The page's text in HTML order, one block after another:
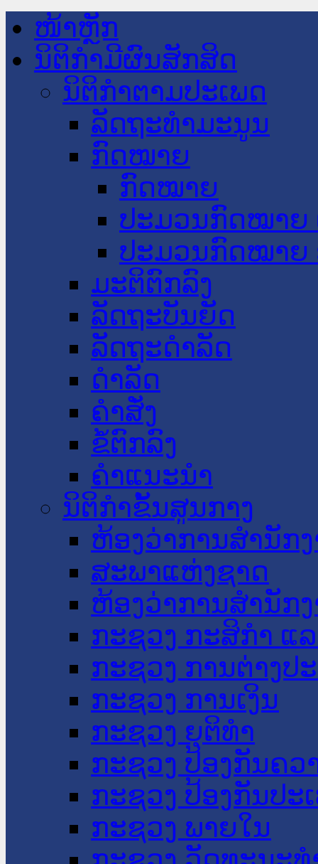
ໜ້າຫຼັກ
ນິຕິກໍາມີຜົນສັກສິດ
ນິຕິກໍາຕາມປະເພດ
ລັດຖະທໍາມະນູນ
ກົດໝາຍ
ກົດໝາຍ
ປະມວນກົດໝາຍ
ປະມວນກົດໝາຍ
ມະຕິຕົກລົງ
ລັດຖະບັນຍັດ
ລັດຖະດໍາລັດ
ດໍາລັດ
ຄໍາສັ່ງ
ຂໍ້ຕົກລົງ
ຄໍາແນະນໍາ
ນິຕິກໍາຂັ້ນສູນກາງ
ຫ້ອງວ່າການສໍານັກ
ສະພາແຫ່ງຊາດ
ຫ້ອງວ່າການສຳນັກ
ກະຊວງ ກະສິກຳ ແ
ກະຊວງ ການຕ່າງປ
ກະຊວງ ການເງິນ
ກະຊວງ ຍຸຕິທໍາ
ກະຊວງ ປ້ອງກັນຄວ
ກະຊວງ ປ້ອງກັນປະ
ກະຊວງ ພາຍໃນ